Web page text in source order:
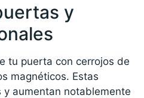
y
tu puerta con cerrojos de
magnéticos. Estas
y aumentan notablemente